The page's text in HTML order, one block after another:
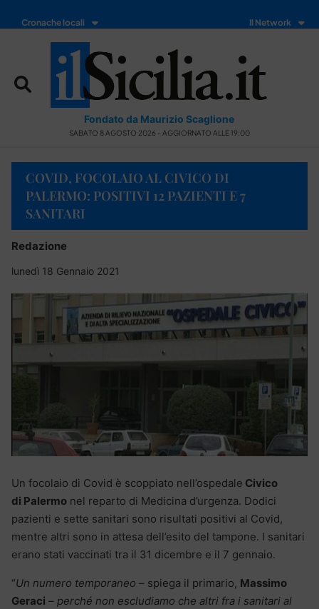
Cronache locali Il Network
Fondato da Maurizio Scaglione
SABATO 8 AGOSTO 2026 - AGGIORNATO ALLE 19:00
COVID, FOCOLAIO AL CIVICO DI
PALERMO: POSITIVI 12 PAZIENTI E 7
SANITARI
Redazione
lunedì 18 Gennaio 2021
Un focolaio di Covid è scoppiato nell’ospedale Civico
di Palermo nel reparto di Medicina d’urgenza. Dodici
pazienti e sette sanitari sono risultati positivi al Covid,
mentre altri sono in attesa dell’esito del tampone. I sanitari
erano stati vaccinati tra il 31 dicembre e il 7 gennaio.
“Un numero temporaneo – spiega il primario, Massimo
Geraci – perché non escludiamo che altri fra i sanitari al